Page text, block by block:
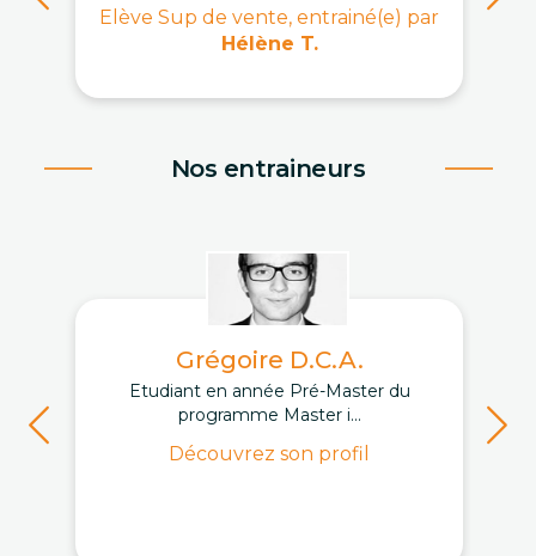
Elève Sup de vente, entrainé(e) par
Hélène T.
Nos entraineurs
Grégoire D.C.A.
Etudiant en année Pré-Master du
programme Master i...
Découvrez son profil